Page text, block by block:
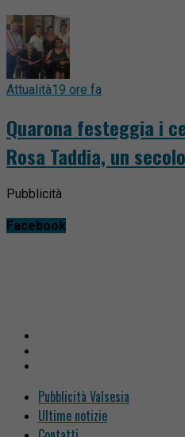
Attualità19 ore fa
Quarona festeggia i
Rosa Taddia, un
Pubblicità
Facebook
Pubblicità Valsesia
Ultime notizie